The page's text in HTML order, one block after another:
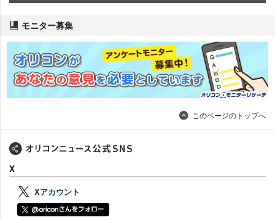
モニター募集
このページのトップへ
X
Xアカウント